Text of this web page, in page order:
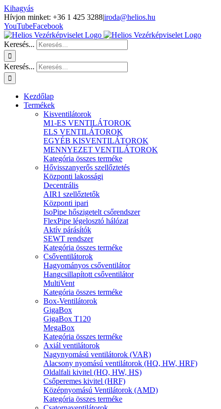
Kihagyás
Hívjon minket: +36 1 425 3288|iroda@helios.hu
YouTubeFacebook
Keresés...
Keresés...
Kezdőlap
Termékek
Kisventilátorok
M1-ES VENTILÁTOROK
ELS VENTILÁTOROK
EGYÉB KISVENTILÁTOROK
MENNYEZET VENTILÁTOROK
Kategória összes terméke
Hővisszanyerős szellőztetés
Központi lakossági
Decentrális
AIR1 szellőztetők
Központi ipari
IsoPipe hőszigetelt csőrendszer
FlexPipe légelosztó hálózat
Aktív párásítók
SEWT rendszer
Kategória összes terméke
Csőventilátorok
Hagyományos csőventilátor
Hangcsillapított csőventilátor
MultiVent
Kategória összes terméke
Box-Ventilátorok
GigaBox
GigaBox T120
MegaBox
Kategória összes terméke
Axiál ventilátorok
Nagynyomású ventilátorok (VAR)
Alacsony nyomású ventilátorok (HQ, HW, HRF)
Oldalfali kivitel (HQ, HW, HS)
Csőperemes kivitel (HRF)
Középnyomású Ventilátorok (AMD)
Kategória összes terméke